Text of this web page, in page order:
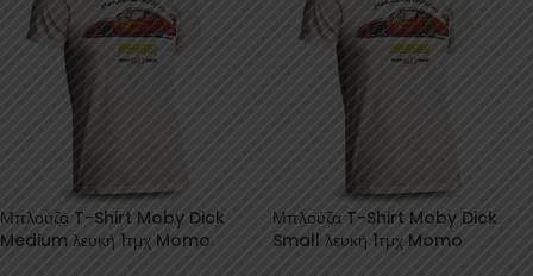
Μπλούζα T-Shirt Moby Dick
Medium λευκή 1τμχ Momo
Μπλούζα T-Shirt Moby Dick
Small λευκή 1τμχ Momo